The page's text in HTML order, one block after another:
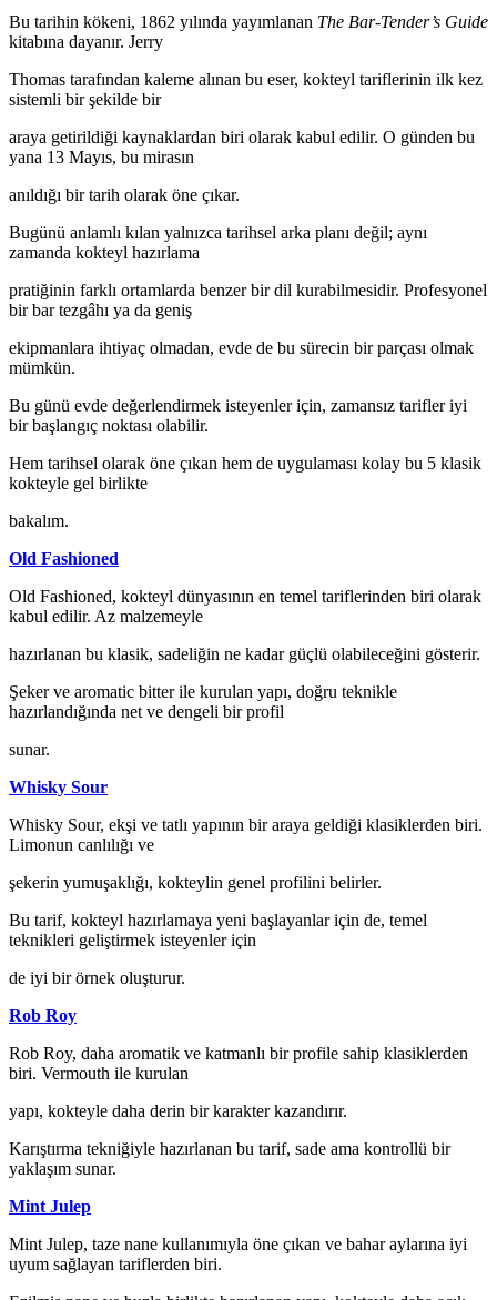
Bu tarihin kökeni, 1862 yılında yayımlanan The Bar-Tender’s Guide
kitabına dayanır. Jerry
Thomas tarafından kaleme alınan bu eser, kokteyl tariflerinin ilk kez
sistemli bir şekilde bir
araya getirildiği kaynaklardan biri olarak kabul edilir. O günden bu
yana 13 Mayıs, bu mirasın
anıldığı bir tarih olarak öne çıkar.
Bugünü anlamlı kılan yalnızca tarihsel arka planı değil; aynı
zamanda kokteyl hazırlama
pratiğinin farklı ortamlarda benzer bir dil kurabilmesidir. Profesyonel
bir bar tezgâhı ya da geniş
ekipmanlara ihtiyaç olmadan, evde de bu sürecin bir parçası olmak
mümkün.
Bu günü evde değerlendirmek isteyenler için, zamansız tarifler iyi
bir başlangıç noktası olabilir.
Hem tarihsel olarak öne çıkan hem de uygulaması kolay bu 5 klasik
kokteyle gel birlikte
bakalım.
Old Fashioned
Old Fashioned, kokteyl dünyasının en temel tariflerinden biri olarak
kabul edilir. Az malzemeyle
hazırlanan bu klasik, sadeliğin ne kadar güçlü olabileceğini gösterir.
Şeker ve aromatic bitter ile kurulan yapı, doğru teknikle
hazırlandığında net ve dengeli bir profil
sunar.
Whisky Sour
Whisky Sour, ekşi ve tatlı yapının bir araya geldiği klasiklerden biri.
Limonun canlılığı ve
şekerin yumuşaklığı, kokteylin genel profilini belirler.
Bu tarif, kokteyl hazırlamaya yeni başlayanlar için de, temel
teknikleri geliştirmek isteyenler için
de iyi bir örnek oluşturur.
Rob Roy
Rob Roy, daha aromatik ve katmanlı bir profile sahip klasiklerden
biri. Vermouth ile kurulan
yapı, kokteyle daha derin bir karakter kazandırır.
Karıştırma tekniğiyle hazırlanan bu tarif, sade ama kontrollü bir
yaklaşım sunar.
Mint Julep
Mint Julep, taze nane kullanımıyla öne çıkan ve bahar aylarına iyi
uyum sağlayan tariflerden biri.